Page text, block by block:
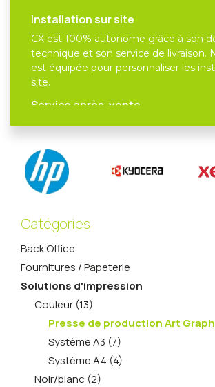
Installation sur site
CX est 100% autonome grâce à son
technique et son service de livraison.
est équipée pour personnaliser les
site.
Service après-vente
L’une des forces de CX est son SAV
conseils techniques et d’interventions
Catégories
Back Office
Fournitures / Papeterie
Solutions d'impression
Couleur (13)
Presse de production Art
Système A3 (7)
Système A4 (4)
Noir/blanc (2)